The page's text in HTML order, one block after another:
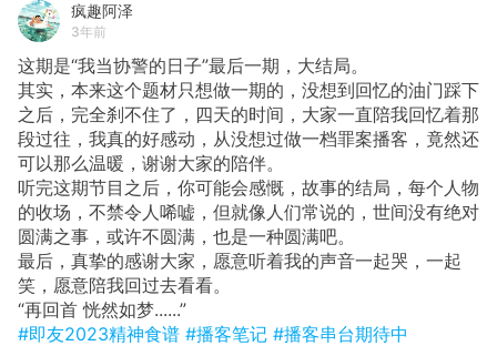
疯趣阿泽
3年前
这期是“我当协警的日子”最后一期，大结局。
其实，本来这个题材只想做一期的，没想到回忆的油门踩下
之后，完全刹不住了，四天的时间，大家一直陪我回忆着那
段过往，我真的好感动，从没想过做一档罪案播客，竟然还
可以那么温暖，谢谢大家的陪伴。
听完这期节目之后，你可能会感慨，故事的结局，每个人物
的收场，不禁令人唏嘘，但就像人们常说的，世间没有绝对
圆满之事，或许不圆满，也是一种圆满吧。
最后，真挚的感谢大家，愿意听着我的声音一起哭，一起
笑，愿意陪我回过去看看。
“再回首 恍然如梦......”
#即友2023精神食谱 #播客笔记 #播客串台期待中